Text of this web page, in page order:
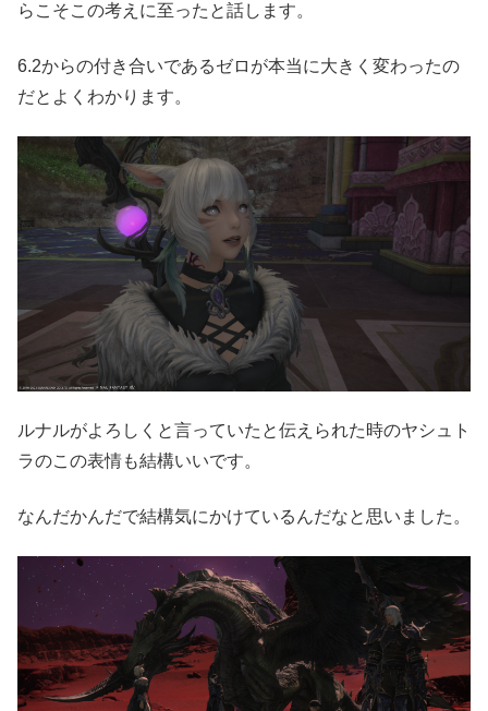
らこそこの考えに至ったと話します。
6.2からの付き合いであるゼロが本当に大きく変わったの
だとよくわかります。
ルナルがよろしくと言っていたと伝えられた時のヤシュト
ラのこの表情も結構いいです。
なんだかんだで結構気にかけているんだなと思いました。